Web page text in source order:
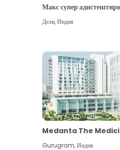
Макс супер
Дели,Индия
Medanta The
Gurugram,Индия